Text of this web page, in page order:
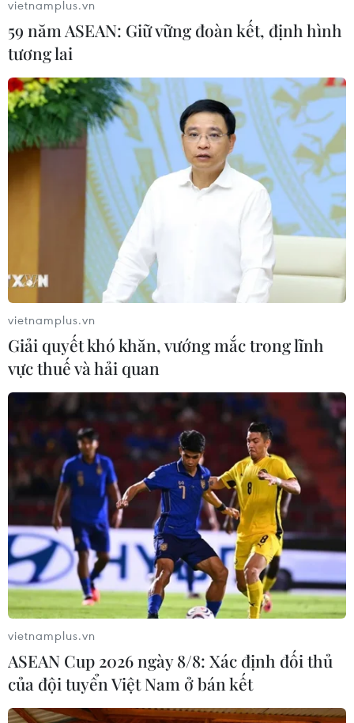
Bản án nghiêm khắc dành cho ba đối
tượng cướp tiệm vàng tại Phú Yên
29/05/2019 13:24
Ba đối tượng táo tợn cướp tiệm vàng Kim Yến Truyền ở
thị trấn Hòa Vinh (huyện Đông Hòa, Phú Yên) lần lượt
lĩnh án tù chung thân, 20 năm và 14 năm tù.
Bắt được đối tượng ngang nhiên dùng búa
đập vỡ tủ kính để trộm vàng
30/06/2019 10:04
Cơ quan điều tra đã bắt được đối tượng dùng búa đập
vỡ tủ kính để trộm vàng, tại tiệm vàng trên đường Lý Tự
Trọng, thành phố Buôn Ma Thuột, vào tối 29/6.
vietnamplus.vn
59 năm ASEAN: Giữ vững đoàn kết, định hình
tương lai
vietnamplus.vn
Giải quyết khó khăn, vướng mắc trong lĩnh
vực thuế và hải quan
vietnamplus.vn
ASEAN Cup 2026 ngày 8/8: Xác định đối thủ
của đội tuyển Việt Nam ở bán kết